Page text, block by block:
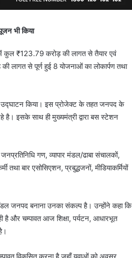
भी किया
में कुल ₹123.79 करोड़ की लागत से तैयार एवं
लागत से पूर्ण हुई 8 योजनाओं का लोकार्पण तथा
किया। इस प्रोजेक्ट के तहत जनपद के
है। इसके साथ ही मुख्यमंत्री द्वारा बस स्टेशन
गण, व्यापार मंडल/ढाबा संचालकों,
बार एसोसिएशन, प्रबुद्धजनों, मीडियाकर्मियों
जनपद बनाना उनका संकल्प है। उन्होंने कहा कि
है और चम्पावत आज शिक्षा, पर्यटन, आधारभूत
विकसित करना है जहाँ युवाओं को अवसर,